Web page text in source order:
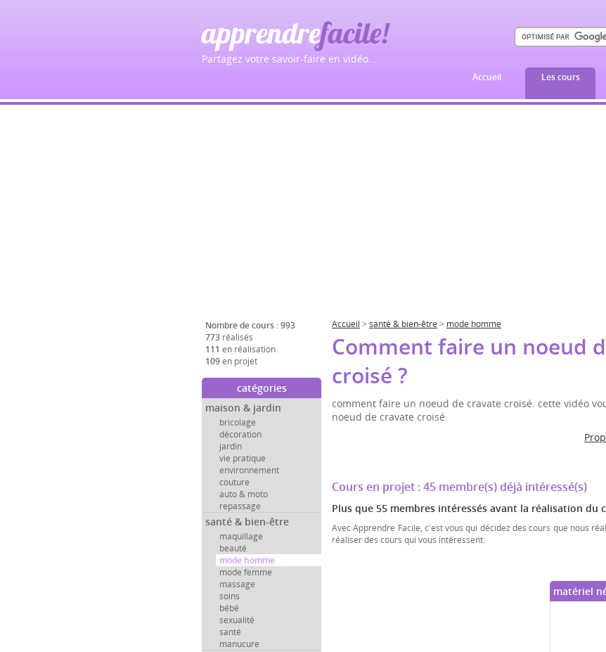
apprendrefacile!
Partagez votre savoir-faire en vidéo...
Accueil Les cours
Nombre de cours : 993
773 réalisés
111 en réalisation
109en projet
catégories
maison & jardin
bricolage
décoration
jardin
vie pratique
environnement
couture
auto & moto
repassage
santé & bien-être
maquillage
beauté
mode homme
mode femme
massage
soins
bébé
sexualité
santé
manucure
Accueil > santé & bien-être > mode homme
Comment faire un noeud
croisé ?
comment faire un noeud de cravate croisé. cette vidéo
noeud de cravate croisé.
Cours en projet :45 membre(s)déjà intéressé(s)
Plus que 55 membres intéressés avant la réalisation du
Avec Apprendre Facile, c'est vous qui décidez des cours que nous
réaliser des cours qui vous intéressent.
matériel